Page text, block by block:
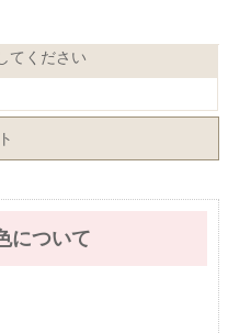
てください
について